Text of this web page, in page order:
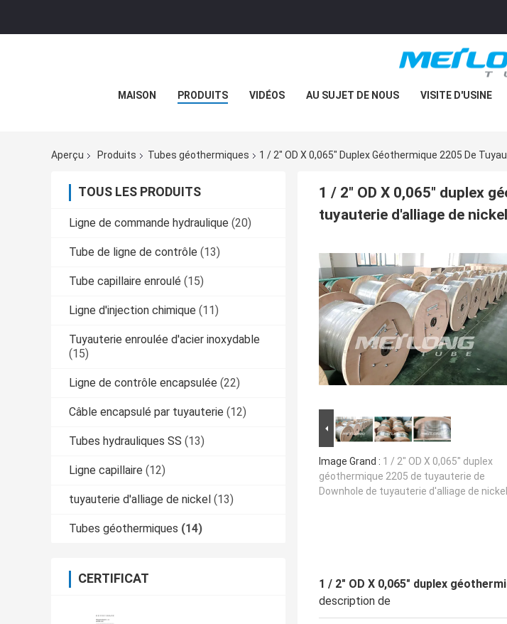
MAISON PRODUITS VIDÉOS AU SUJET DE NOUS VISITE D'USINE
Aperçu Produits Tubes géothermiques 1 / 2" OD X 0,065" Duplex Géothermique 2205 De
TOUS LES PRODUITS
Ligne de commande hydraulique (20)
Tube de ligne de contrôle (13)
Tube capillaire enroulé (15)
Ligne d'injection chimique (11)
Tuyauterie enroulée d'acier inoxydable
(15)
Ligne de contrôle encapsulée (22)
Câble encapsulé par tuyauterie (12)
Tubes hydrauliques SS (13)
Ligne capillaire (12)
tuyauterie d'alliage de nickel (13)
Tubes géothermiques (14)
CERTIFICAT
1 / 2" OD X 0,065" duplex
tuyauterie d'alliage de nickel
Image Grand : 1 / 2" OD X 0,065" duplex
géothermique 2205 de tuyauterie de
Downhole de tuyauterie d'alliage de nickel
1 / 2" OD X 0,065" duplex
description de